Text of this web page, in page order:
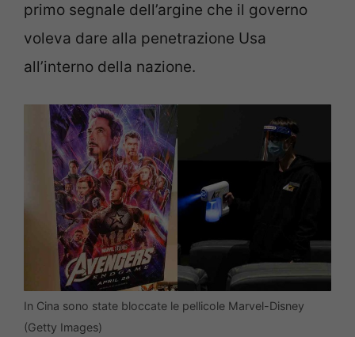
primo segnale dell’argine che il governo
voleva dare alla penetrazione Usa
all’interno della nazione.
In Cina sono state bloccate le pellicole Marvel-Disney
(Getty Images)